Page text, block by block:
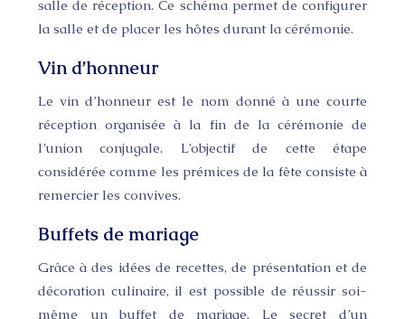
salle de réception. Ce schéma permet de configurer
la salle et de placer les hôtes durant la cérémonie.
Vin d’honneur
Le vin d’honneur est le nom donné à une courte
réception organisée à la fin de la cérémonie de
l’union conjugale. L’objectif de cette étape
considérée comme les prémices de la fête consiste à
remercier les convives.
Buffets de mariage
Grâce à des idées de recettes, de présentation et de
décoration culinaire, il est possible de réussir soi-
même un buffet de mariage. Le secret d’un